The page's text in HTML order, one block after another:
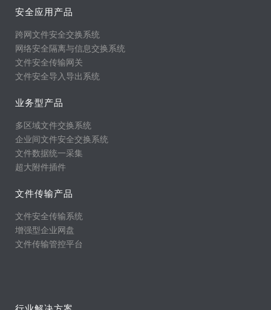
安全应用产品
跨网文件安全交换系统
网络安全隔离与信息交换系统
文件安全传输网关
文件安全导入导出系统
业务型产品
多区域文件交换系统
企业间文件安全交换系统
文件数据统一采集
超大附件插件
文件传输产品
文件安全传输系统
增强型企业网盘
文件传输管控平台